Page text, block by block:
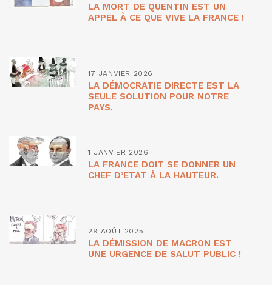
LA MORT DE QUENTIN EST UN
APPEL À CE QUE VIVE LA FRANCE !
17 JANVIER 2026
LA DÉMOCRATIE DIRECTE EST LA
SEULE SOLUTION POUR NOTRE
PAYS.
1 JANVIER 2026
LA FRANCE DOIT SE DONNER UN
CHEF D’ETAT À LA HAUTEUR.
29 AOÛT 2025
LA DÉMISSION DE MACRON EST
UNE URGENCE DE SALUT PUBLIC !